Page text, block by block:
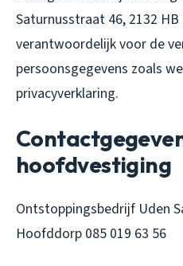
Saturnusstraat 46, 2132
verantwoordelijk voor de
persoonsgegevens zoals
privacyverklaring.
hoofdvestiging
Ontstoppingsbedrijf Uden
Hoofddorp 085 019 63 56